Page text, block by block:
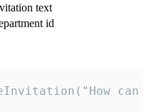
text
id